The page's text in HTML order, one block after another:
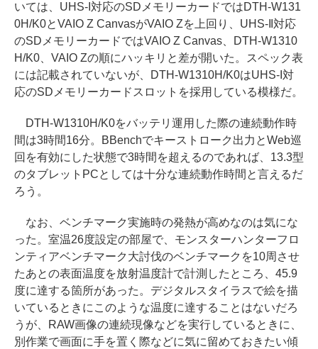
いては、UHS-I対応のSDメモリーカードではDTH-W131
0H/K0とVAIO Z CanvasがVAIO Zを上回り、UHS-II対応
のSDメモリーカードではVAIO Z Canvas、DTH-W1310
H/K0、VAIO Zの順にハッキリと差が開いた。スペック表
には記載されていないが、DTH-W1310H/K0はUHS-I対
応のSDメモリーカードスロットを採用している模様だ。
DTH-W1310H/K0をバッテリ運用した際の連続動作時
間は3時間16分。BBenchでキーストローク出力とWeb巡
回を有効にした状態で3時間を超えるのであれば、13.3型
のタブレットPCとしては十分な連続動作時間と言えるだ
ろう。
なお、ベンチマーク実施時の発熱が高めなのは気にな
った。室温26度設定の部屋で、モンスターハンターフロ
ンティアベンチマーク大討伐のベンチマークを10周させ
たあとの表面温度を放射温度計で計測したところ、45.9
度に達する箇所があった。デジタルスタイラスで絵を描
いているときにこのような温度に達することはないだろ
うが、RAW画像の連続現像などを実行しているときに、
別作業で画面に手を置く際などに気に留めておきたい傾